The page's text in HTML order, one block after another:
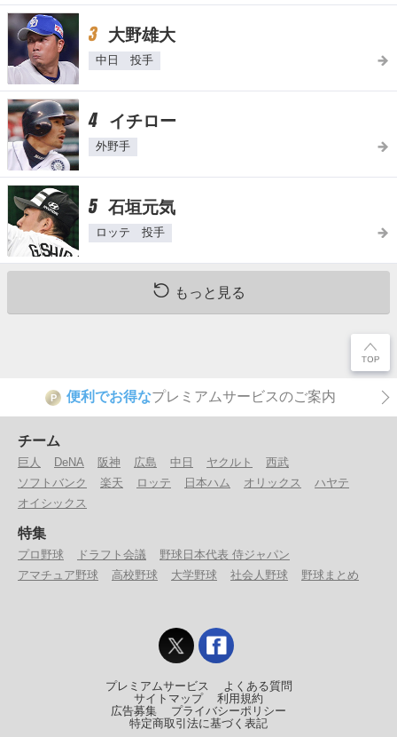
3 大野雄大
中日 投手
4 イチロー
外野手
5 石垣元気
ロッテ 投手
もっと見る
P 便利でお得なプレミアムサービスのご案内
チーム
巨人 DeNA 阪神 広島 中日 ヤクルト
西武
ソフトバンク
楽天 ロッテ 日本ハム オリックス
ハヤテ
オイシックス
特集
プロ野球 ドラフト会議
野球日本代表 侍ジャパン
アマチュア野球
高校野球 大学野球 社会人野球 野球まとめ
プレミアムサービス
よくある質問
サイトマップ
利用規約
広告募集
プライバシーポリシー
特定商取引法に基づく表記